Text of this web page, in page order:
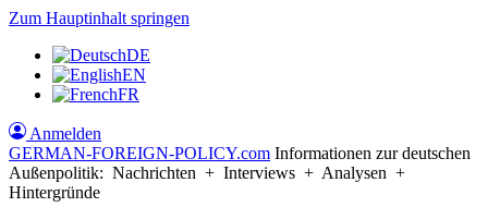
Zum Hauptinhalt springen
DE
EN
FR
Anmelden
GERMAN-FOREIGN-POLICY.com Informationen zur deutschen
Außenpolitik: Nachrichten + Interviews + Analysen +
Hintergründe